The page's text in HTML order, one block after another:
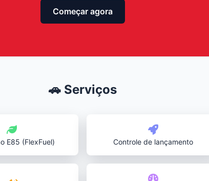
Começar agora
🚗 Serviços
E85 (FlexFuel) Controle de lançamento